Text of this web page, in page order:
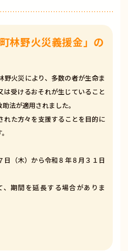
林野火災義援金」の
野火災により、多数の者が生命ま
は受けるおそれが生じていること
法が適用されました。
れた方々を支援することを目的に
日（木）から令和８年８月３１日
、期間を延長する場合がありま